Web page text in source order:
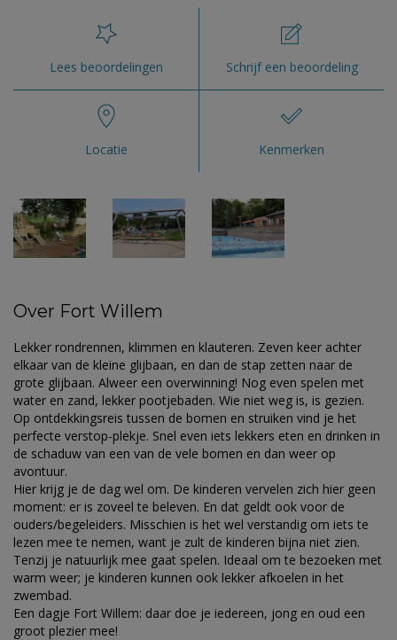
Lees beoordelingen Schrijf een beoordeling
Locatie Kenmerken
Over Fort Willem
Lekker rondrennen, klimmen en klauteren. Zeven keer achter
elkaar van de kleine glijbaan, en dan de stap zetten naar de
grote glijbaan. Alweer een overwinning! Nog even spelen met
water en zand, lekker pootjebaden. Wie niet weg is, is gezien.
Op ontdekkingsreis tussen de bomen en struiken vind je het
perfecte verstop-plekje. Snel even iets lekkers eten en drinken in
de schaduw van een van de vele bomen en dan weer op
avontuur.
Hier krijg je de dag wel om. De kinderen vervelen zich hier geen
moment: er is zoveel te beleven. En dat geldt ook voor de
ouders/begeleiders. Misschien is het wel verstandig om iets te
lezen mee te nemen, want je zult de kinderen bijna niet zien.
Tenzij je natuurlijk mee gaat spelen. Ideaal om te bezoeken met
warm weer; je kinderen kunnen ook lekker afkoelen in het
zwembad.
Een dagje Fort Willem: daar doe je iedereen, jong en oud een
groot plezier mee!